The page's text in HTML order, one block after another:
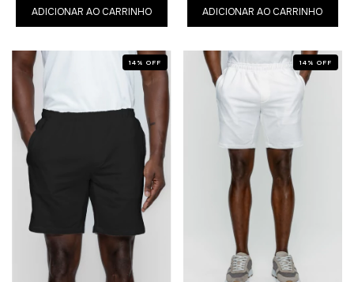
ADICIONAR AO CARRINHO ADICIONAR AO CARRINHO
14 % OFF 14 % OFF